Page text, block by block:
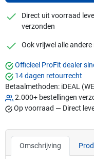
checkmark
Direct uit voorraad
verzonden
checkmark
Ook vrijwel alle
Officieel ProFit dealer
14 dagen retourrecht
Betaalmethoden: iDEAL
2.000+ bestellingen
Op voorraad — Direct
Omschrijving